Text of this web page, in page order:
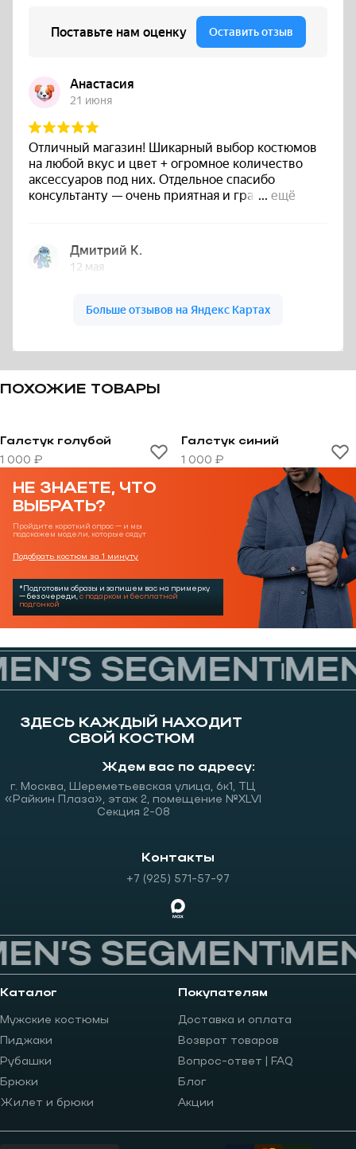
ПОХОЖИЕ ТОВАРЫ
Перейти к товару Галстук голубой
Галстук голубой
1 000 ₽
Перейти к товару Галстук
Галстук синий
1 000 ₽
НЕ ЗНАЕТЕ, ЧТО
ВЫБРАТЬ?
Пройдите короткий опрос — и мы
подскажем модели, которые сядут
Подобрать костюм за 1 минуту
*Подготовим образы и запишем вас на примерку
— без очереди, с подарком и бесплатной
подгонкой
SEGMENT
ЗДЕСЬ КАЖДЫЙ НАХОДИТ
СВОЙ КОСТЮМ
Ждем вас по адресу:
г. Москва, Шереметьевская улица, 6к1, ТЦ
«Райкин Плаза», этаж 2, помещение №XLVI
Секция 2-08
Контакты
+7 (925) 571-57-97
SEGMENT
Каталог
Мужские костюмы
Пиджаки
Рубашки
Брюки
Жилет и брюки
Покупателям
Доставка и оплата
Возврат товаров
Вопрос-ответ | FAQ
Блог
Акции